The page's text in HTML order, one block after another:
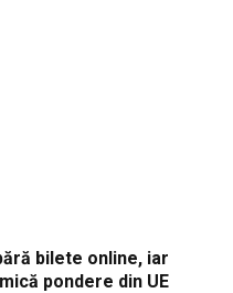
bilete online, iar
pondere din UE